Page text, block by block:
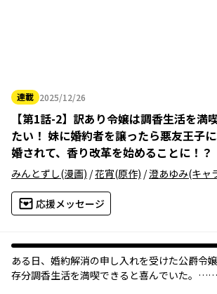
連載 2025/12/26
2025年12月26日
【第1話-2】 訳あり令嬢は調香生活を満
たい！ 妹に婚約者を譲ったら悪友王子
婚されて、香り改革を始めることに！？
みんとずし(漫画) /花宵(原作) /澄あゆみ(キャ
応援メッセージ
ある日、婚約解消の申し入れを受けた公爵令
存分調香生活を満喫できると喜んでいた。